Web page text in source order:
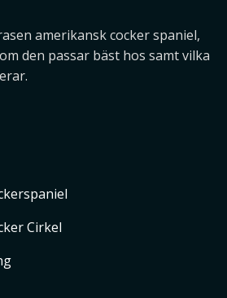
amerikansk cocker spaniel,
den passar bäst hos samt vilka
Cirkel